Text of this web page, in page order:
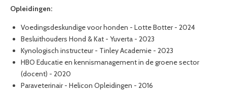
Opleidingen:
Voedingsdeskundige voor honden - Lotte Botter - 2024
Besluithouders Hond & Kat - Yuverta - 2023
Kynologisch instructeur - Tinley Academie - 2023
HBO Educatie en kennismanagement in de groene sector
(docent) - 2020
Paraveterinair - Helicon Opleidingen - 2016